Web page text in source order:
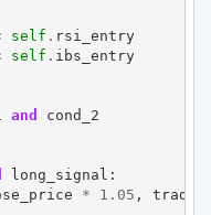
self . rsi_entry
self . ibs_entry
and cond_2
long_signal :
* 1.05 ,